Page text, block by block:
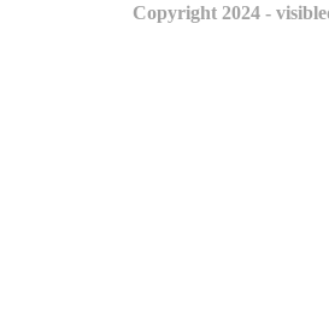
Copyright 2024 -